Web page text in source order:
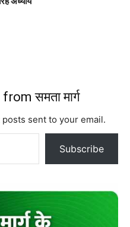
समता मार्ग
sent to your email.
Subscribe